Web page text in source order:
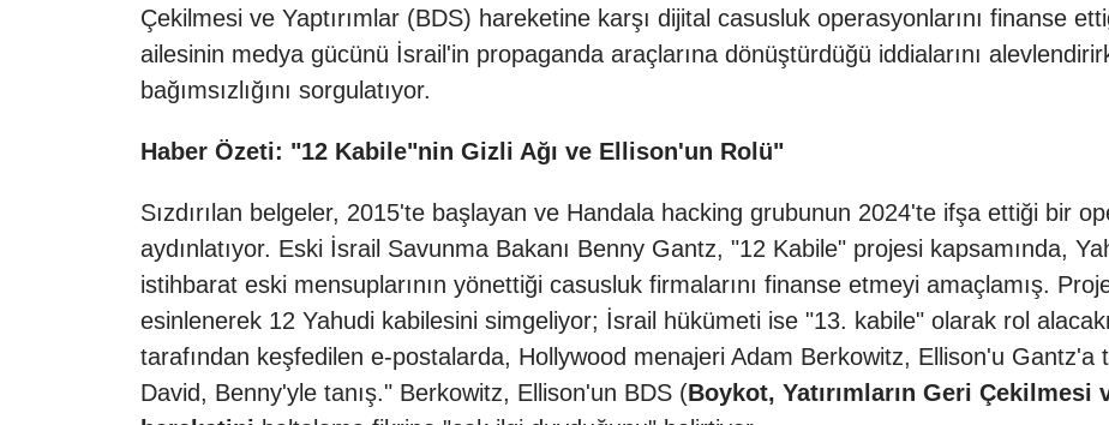
Çekilmesi ve Yaptırımlar (BDS) hareketine karşı dijital casusluk operasyonlarını finanse
ailesinin medya gücünü İsrail'in propaganda araçlarına dönüştürdüğü iddialarını
bağımsızlığını sorgulatıyor.
Haber Özeti: "12 Kabile"nin Gizli Ağı ve Ellison'un Rolü"
Sızdırılan belgeler, 2015'te başlayan ve Handala hacking grubunun 2024'te ifşa ettiği bir
aydınlatıyor. Eski İsrail Savunma Bakanı Benny Gantz, "12 Kabile" projesi kapsamında,
istihbarat eski mensuplarının yönettiği casusluk firmalarını finanse etmeyi amaçlamış.
esinlenerek 12 Yahudi kabilesini simgeliyor; İsrail hükümeti ise "13. kabile" olarak rol
tarafından keşfedilen e-postalarda, Hollywood menajeri Adam Berkowitz, Ellison'u Gantz'a
David, Benny'yle tanış." Berkowitz, Ellison'un BDS (Boykot, Yatırımların Geri Çekilmesi